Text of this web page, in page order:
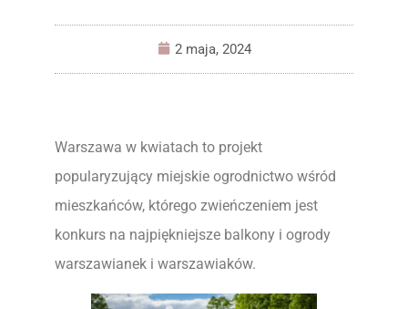
2 maja, 2024
Warszawa w kwiatach to projekt
popularyzujący miejskie ogrodnictwo wśród
mieszkańców, którego zwieńczeniem jest
konkurs na najpiękniejsze balkony i ogrody
warszawianek i warszawiaków.